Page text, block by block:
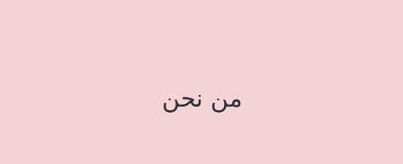
من نحن